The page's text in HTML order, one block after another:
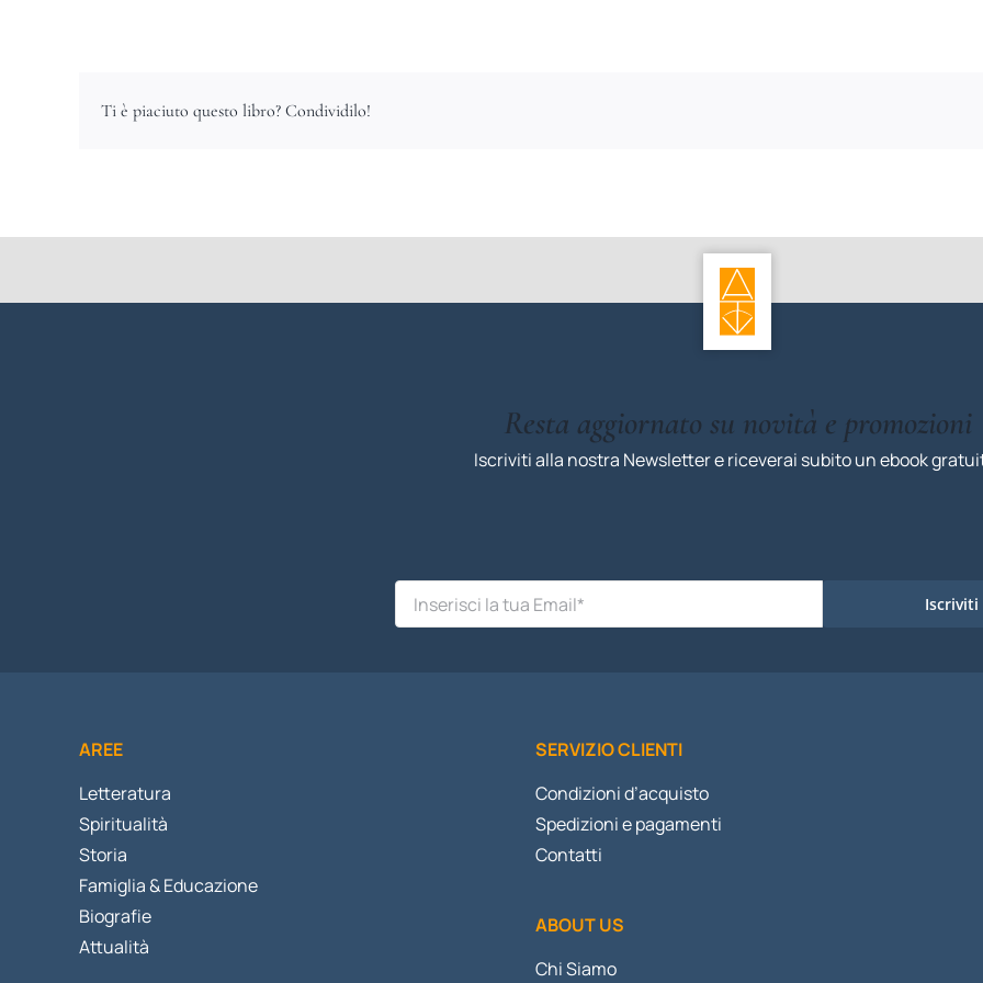
Ti è piaciuto questo libro? Condividilo!
Resta aggiornato su novità e promozioni
Iscriviti alla nostra Newsletter e riceverai subito un ebook
Iscriviti
AREE
Letteratura
Spiritualità
Storia
Famiglia & Educazione
Biografie
Attualità
SERVIZIO CLIENTI
Condizioni d’acquisto
Spedizioni e pagamenti
Contatti
ABOUT US
Chi Siamo